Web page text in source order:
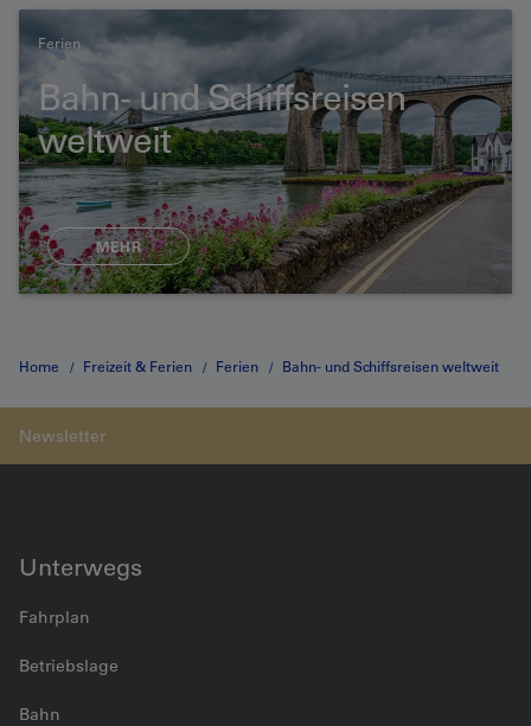
Ferien
Bahn- und Schiffsreisen
weltweit
MEHR
Home Freizeit & Ferien Ferien Bahn- und Schiffsreisen weltweit
Unterwegs
Fahrplan
Betriebslage
Bahn